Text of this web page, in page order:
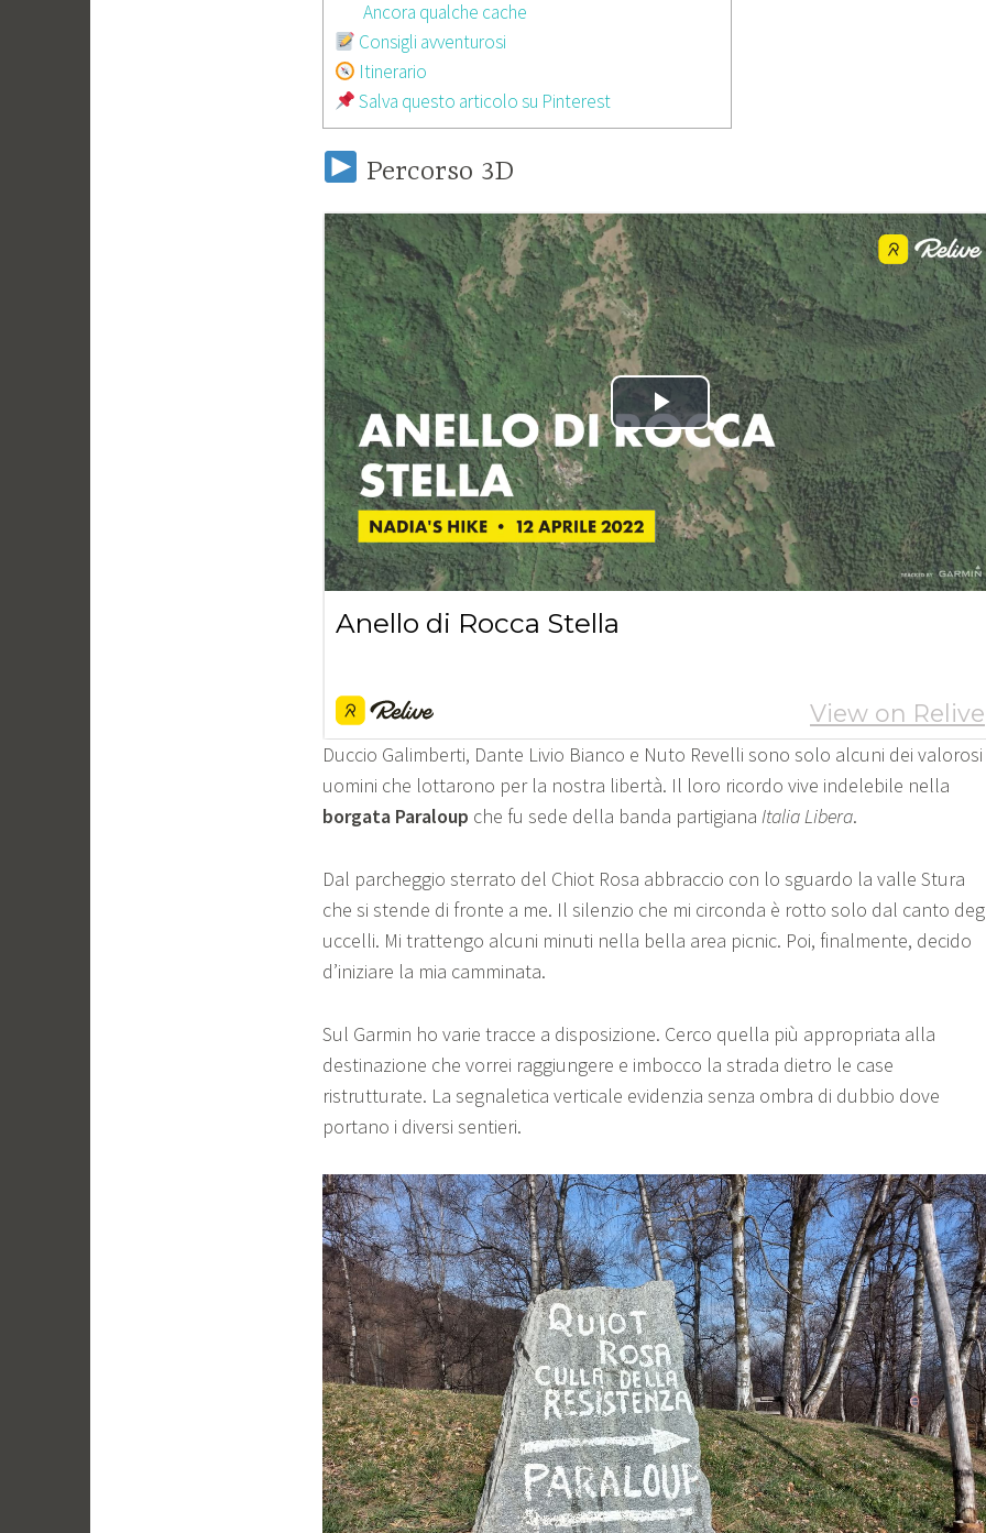
Ancora qualche cache
Consigli avventurosi
Itinerario
Salva questo articolo su Pinterest
Percorso 3D
Duccio Galimberti, Dante Livio Bianco e Nuto Revelli sono solo alcuni dei valorosi
uomini che lottarono per la nostra libertà. Il loro ricordo vive indelebile nella
borgata Paraloup che fu sede della banda partigiana Italia Libera.
Dal parcheggio sterrato del Chiot Rosa abbraccio con lo sguardo la valle Stura
che si stende di fronte a me. Il silenzio che mi circonda è rotto solo dal canto
uccelli. Mi trattengo alcuni minuti nella bella area picnic. Poi, finalmente, decido
d’iniziare la mia camminata.
Sul Garmin ho varie tracce a disposizione. Cerco quella più appropriata alla
destinazione che vorrei raggiungere e imbocco la strada dietro le case
ristrutturate. La segnaletica verticale evidenzia senza ombra di dubbio dove
portano i diversi sentieri.